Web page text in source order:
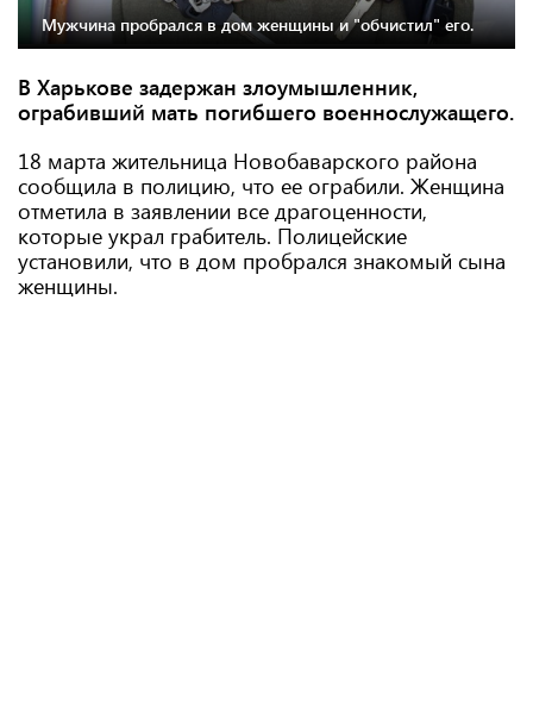
Мужчина пробрался в дом женщины и "обчистил" его.
В Харькове задержан злоумышленник,
ограбивший мать погибшего военнослужащего.
18 марта жительница Новобаварского района
сообщила в полицию, что ее ограбили. Женщина
отметила в заявлении все драгоценности,
которые украл грабитель. Полицейские
установили, что в дом пробрался знакомый сына
женщины.